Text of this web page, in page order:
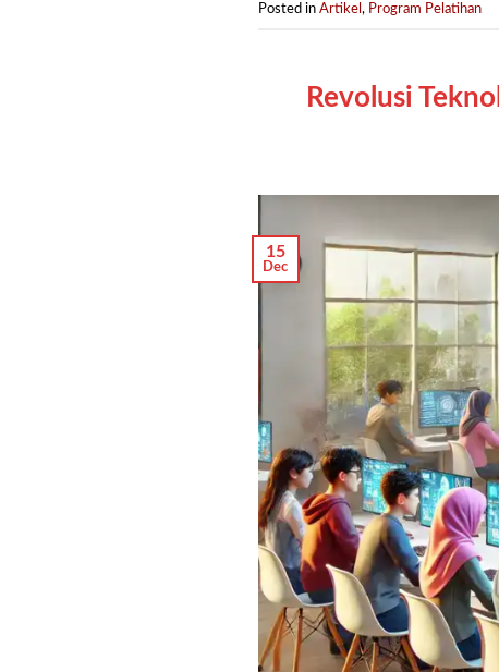
Posted in Artikel , Program Pelatihan
Revolusi
15
Dec